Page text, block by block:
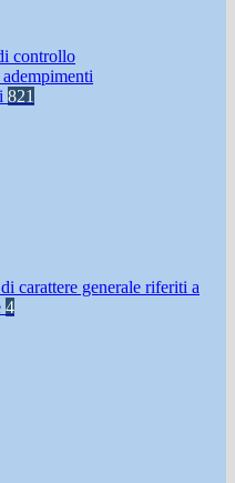
controllo
821
carattere generale riferiti a
4